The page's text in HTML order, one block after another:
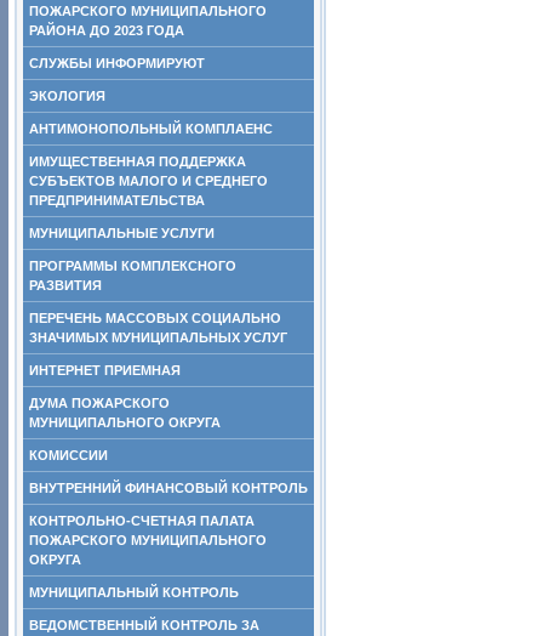
ПОЖАРСКОГО МУНИЦИПАЛЬНОГО
РАЙОНА ДО 2023 ГОДА
СЛУЖБЫ ИНФОРМИРУЮТ
ЭКОЛОГИЯ
АНТИМОНОПОЛЬНЫЙ КОМПЛАЕНС
ИМУЩЕСТВЕННАЯ ПОДДЕРЖКА
СУБЪЕКТОВ МАЛОГО И СРЕДНЕГО
ПРЕДПРИНИМАТЕЛЬСТВА
МУНИЦИПАЛЬНЫЕ УСЛУГИ
ПРОГРАММЫ КОМПЛЕКСНОГО
РАЗВИТИЯ
ПЕРЕЧЕНЬ МАССОВЫХ СОЦИАЛЬНО
ЗНАЧИМЫХ МУНИЦИПАЛЬНЫХ УСЛУГ
ИНТЕРНЕТ ПРИЕМНАЯ
ДУМА ПОЖАРСКОГО
МУНИЦИПАЛЬНОГО ОКРУГА
КОМИССИИ
ВНУТРЕННИЙ ФИНАНСОВЫЙ КОНТРОЛЬ
КОНТРОЛЬНО-СЧЕТНАЯ ПАЛАТА
ПОЖАРСКОГО МУНИЦИПАЛЬНОГО
ОКРУГА
МУНИЦИПАЛЬНЫЙ КОНТРОЛЬ
ВЕДОМСТВЕННЫЙ КОНТРОЛЬ ЗА